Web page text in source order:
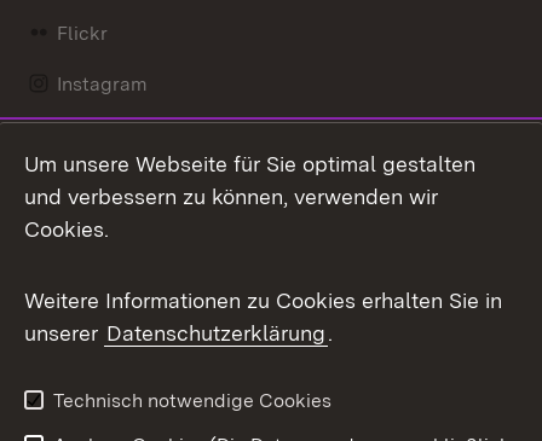
Flickr
Instagram
Mastodon
Messenger
Social Wall
X / Twitter
Youtube
Um unsere Webseite für Sie optimal gestalten
und verbessern zu können, verwenden wir
Cookies.
Weitere Informationen zu Cookies erhalten Sie in
unserer Datenschutzerklärung.
Technisch notwendige Cookies